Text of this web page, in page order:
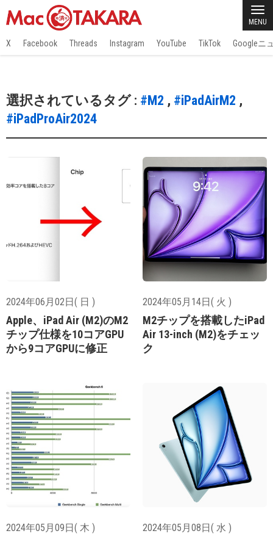
MENU
X Facebook Threads Instagram YouTube TikTok Googleニ
選択されているタグ : #M2 , #iPadAirM2 ,
#iPadProAir2024
2024年06月02日( 日 )
Apple、iPad Air (M2)のM2
チップ仕様を10コアGPU
から9コアGPUに修正
2024年05月14日( 火 )
M2チップを搭載したiPad
Air 13-inch (M2)をチェッ
ク
2024年05月09日( 木 ) 2024年05月08日( 水 )